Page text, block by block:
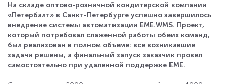
На складе оптово-розничной кондитерской компании
«Петербалт» в Санкт-Петербурге успешно завершилось
внедрение системы автоматизации EME.WMS. Проект,
который потребовал слаженной работы обеих команд,
был реализован в полном объеме: все возникавшие
задачи решены, а финальный запуск заказчик провел
самостоятельно при удаленной поддержке ЕМЕ.